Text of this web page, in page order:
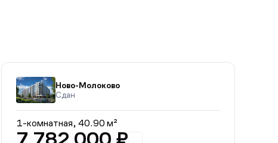
Ново-Молоково
Сдан
1-комнатная, 40.90 м²